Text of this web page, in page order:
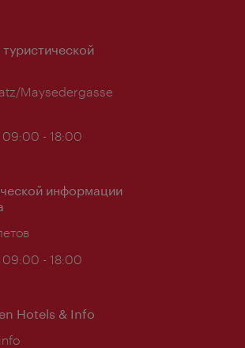
Maysedergasse
- 18:00
информации
- 18:00
Hotels & Info